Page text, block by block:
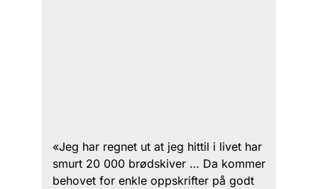
«Jeg har regnet ut at jeg hittil i livet har
smurt 20 000 brødskiver … Da kommer
behovet for enkle oppskrifter på godt